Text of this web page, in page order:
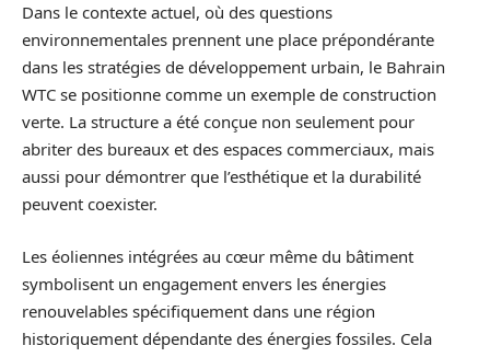
Dans le contexte actuel, où des questions
environnementales prennent une place prépondérante
dans les stratégies de développement urbain, le Bahrain
WTC se positionne comme un exemple de construction
verte. La structure a été conçue non seulement pour
abriter des bureaux et des espaces commerciaux, mais
aussi pour démontrer que l’esthétique et la durabilité
peuvent coexister.
Les éoliennes intégrées au cœur même du bâtiment
symbolisent un engagement envers les énergies
renouvelables spécifiquement dans une région
historiquement dépendante des énergies fossiles. Cela